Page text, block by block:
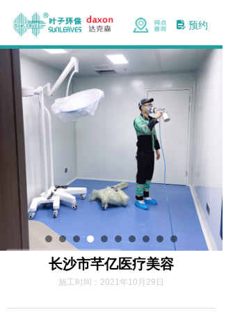
넖 预约
长沙市芊亿医疗美容
施工时间： 2021年10月29日